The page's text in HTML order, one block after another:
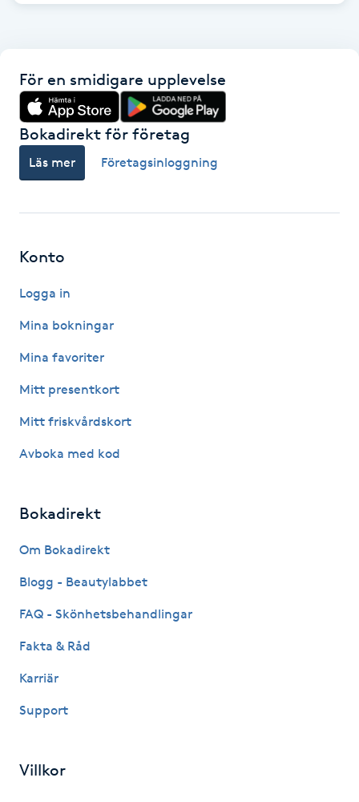
Hot Stone Massage
Hot yoga
Hudföryngring
Hyaluronsyra
Hyperhidros
Hårborttagning
Hårförlängning
Hårvård
Hälsprickor
För en smidigare upplevelse
Bokadirekt för företag
Läs mer Företagsinloggning
Konto
Logga in
Mina bokningar
Mina favoriter
Mitt presentkort
Mitt friskvårdskort
Avboka med kod
Bokadirekt
Om Bokadirekt
Blogg - Beautylabbet
FAQ - Skönhetsbehandlingar
Fakta & Råd
Karriär
Support
Villkor